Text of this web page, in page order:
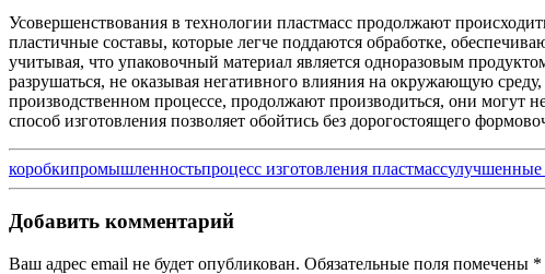
Усовершенствования в технологии пластмасс продолжают
пластичные составы, которые легче поддаются обработке,
учитывая, что упаковочный материал является одноразовым
разрушаться, не оказывая негативного влияния на окружающую
производственном процессе, продолжают производиться, они
способ изготовления позволяет обойтись без дорогостоящего
коробкипромышленностьпроцесс изготовления пластмассулучшенные
Добавить комментарий
Ваш адрес email не будет опубликован. Обязательные поля помечены *